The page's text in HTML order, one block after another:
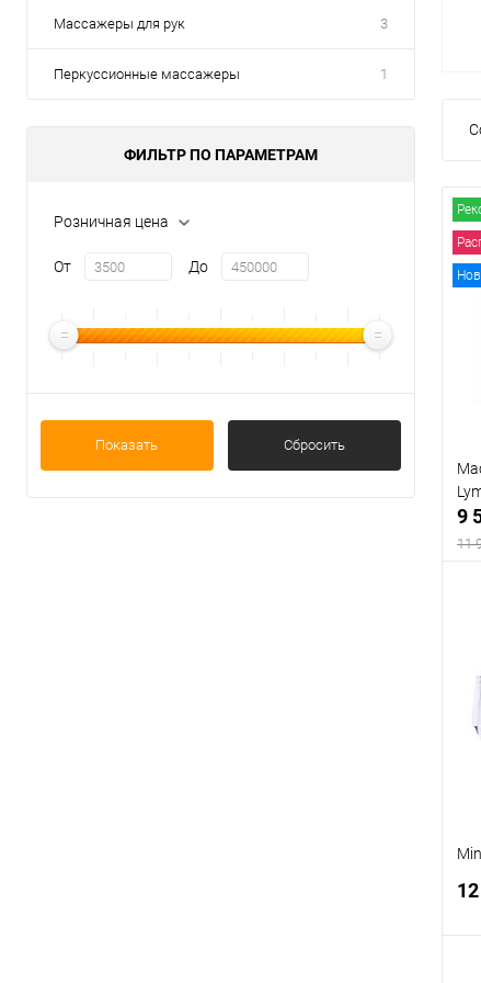
Массажеры для рук 3
Перкуссионные массажеры 1
ФИЛЬТР ПО ПАРАМЕТРАМ
Розничная цена
От До
Показать Сбросить
9
11